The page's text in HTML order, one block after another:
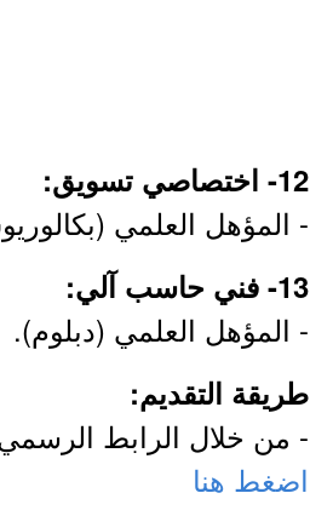
12- اختصاصي تسويق:
- المؤهل العلمي
13- فني حاسب آلي:
- المؤهل العلمي (دبلوم).
طريقة التقديم:
- من خلال الرابط الرسمي
اضغط هنا